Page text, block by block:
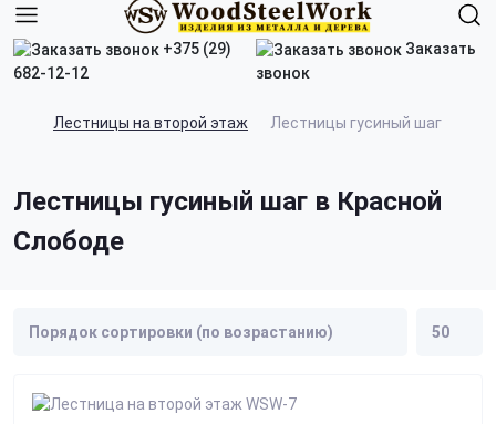
+375 (29)
682-12-12
Заказать
звонок
Лестницы на второй этаж Лестницы гусиный шаг
Лестницы гусиный шаг в Красной
Слободе